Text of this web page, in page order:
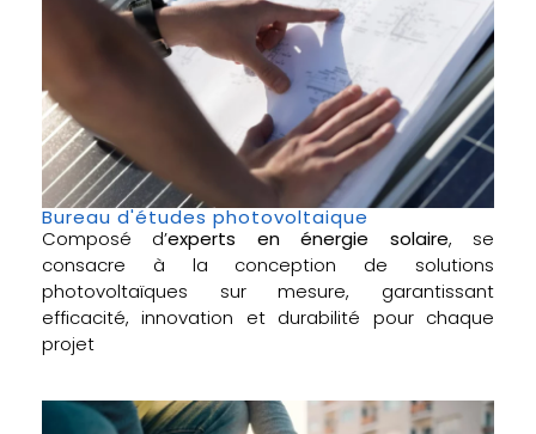
Bureau d'études photovoltaique
Composé d’experts en énergie solaire, se
consacre à la conception de solutions
photovoltaïques sur mesure, garantissant
efficacité, innovation et durabilité pour chaque
projet